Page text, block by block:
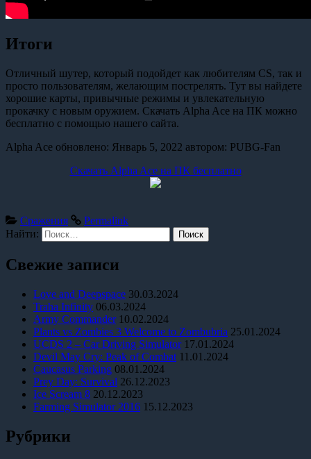
Итоги
Отличный шутер, который подойдет как любителям CS, так и
просто пользователям, желающим пострелять. Тут вы найдете
хорошие карты, привычные режимы и увлекательную
прокачку с новым оружием. Скачать Alpha Ace на ПК можно
бесплатно с помощью нашего сайта.
Alpha Ace обновлено: Январь 5, 2022 автором: PUBG-Fan
Скачать Alpha Ace на ПК бесплатно
Сражения
Permalink
Найти:
Свежие записи
Love and Deepspace 30.03.2024
Traha Infinity 06.03.2024
Army Commander 10.02.2024
Plants vs Zombies 3 Welcome to Zombubria 25.01.2024
UCDS 2 – Car Driving Simulator 17.01.2024
Devil May Cry: Peak of Combat 11.01.2024
Caucasus Parking 08.01.2024
Prey Day: Survival 26.12.2023
Ice Scream 8 20.12.2023
Farming Simulator 2016 15.12.2023
Рубрики